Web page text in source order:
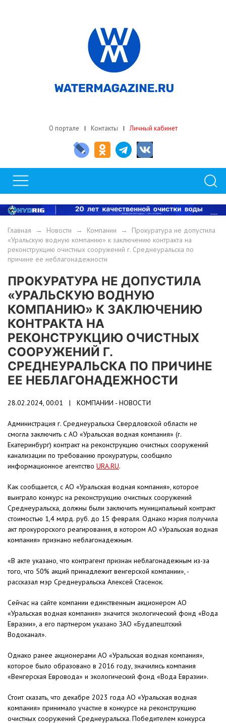
О портале Контакты Личный кабинет
Главная → Новости → Компании → Прокуратура не допустила
«Уральскую водную компанию» к заключению контракта на
реконструкцию очистных сооружений г. Среднеуральска по
причине ее неблагонадежности
ПРОКУРАТУРА НЕ ДОПУСТИЛА
«УРАЛЬСКУЮ ВОДНУЮ
КОМПАНИЮ» К ЗАКЛЮЧЕНИЮ
КОНТРАКТА НА
РЕКОНСТРУКЦИЮ ОЧИСТНЫХ
СООРУЖЕНИЙ Г.
СРЕДНЕУРАЛЬСКА ПО ПРИЧИНЕ
ЕЕ НЕБЛАГОНАДЕЖНОСТИ
28.02.2024, 00:01 | КОМПАНИИ - НОВОСТИ
Администрация г. Среднеуральска Свердловской области не
смогла заключить с АО «Уральская водная компания» (г.
Екатеринбург) контракт на реконструкцию очистных сооружений
канализации по требованию прокуратуры, сообщило
информационное агентство URA.RU.
Как сообщается, с АО «Уральская водная компания», которое
выиграло конкурс на реконструкцию очистных сооружений
Среднеуральска, должны были заключить муниципальный контракт
стоимостью 1,4 млрд. руб. до 15 февраля. Однако мэрия получила
акт прокурорского реагирования, в котором АО «Уральская водная
компания» признано неблагонадежным.
«В акте указано, что контрагент признан неблагонадежным из-за
того, что 50% акций принадлежит венгерской компании», -
рассказал мэр Среднеуральска Алексей Стасенок.
Сейчас на сайте компании единственным акционером АО
«Уральская водная компания» значится экологический фонд «Вода
Евразии», а его партнером указано ЗАО «Будапештский
Водоканал».
Однако ранее акционерами АО «Уральская водная компания»,
которое было образовано в 2016 году, значились компания
«Венгерская Евровода» и экологический фонд «Вода Евразии».
Стоит сказать, что декабре 2023 года АО «Уральская водная
компания» принимало участие в конкурсе на реконструкцию
очистных сооружений Среднеуральска. Победителем конкурса